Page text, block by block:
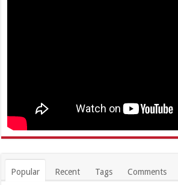
Popular Recent Tags Comments